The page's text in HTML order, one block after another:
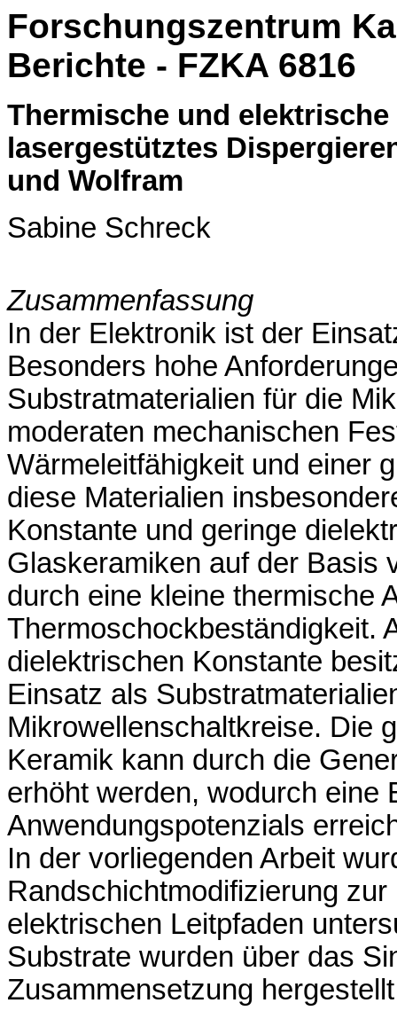
Forschungszentrum
Berichte - FZKA 6816
Thermische und
lasergestütztes
und Wolfram
Sabine Schreck
Zusammenfassung
In der Elektronik ist der
Besonders hohe
Substratmaterialien für die
moderaten mechanischen
Wärmeleitfähigkeit und einer
diese Materialien
Konstante und geringe
Glaskeramiken auf der Basis
durch eine kleine thermische
Thermoschockbeständigkeit.
dielektrischen Konstante
Einsatz als
Mikrowellenschaltkreise. Die
Keramik kann durch die
erhöht werden, wodurch eine
Anwendungspotenzials
In der vorliegenden Arbeit
Randschichtmodifizierung
elektrischen Leitpfaden
Substrate wurden über das
Zusammensetzung